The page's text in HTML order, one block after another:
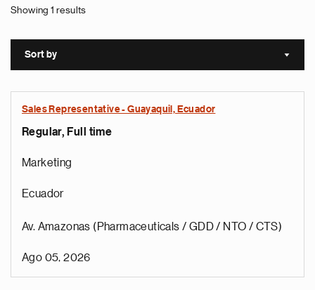
Showing 1 results
Sort by Sort
Sales Representative - Guayaquil, Ecuador
Regular, Full time
Marketing
Ecuador
Av. Amazonas (Pharmaceuticals / GDD / NTO / CTS)
Ago 05, 2026